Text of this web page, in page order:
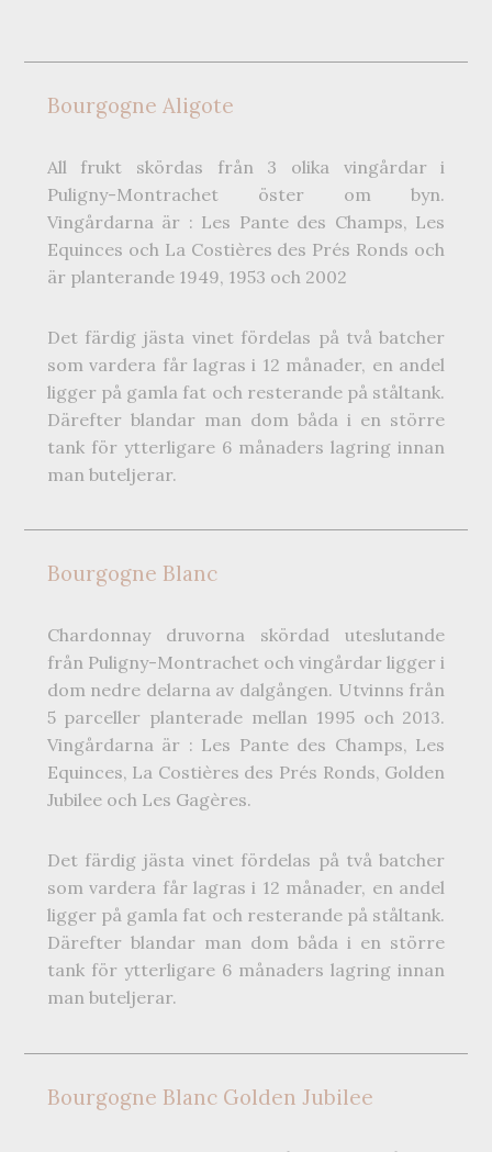
Bourgogne Aligote
All frukt skördas från 3 olika vingårdar i
Puligny-Montrachet öster om byn.
Vingårdarna är : Les Pante des Champs, Les
Equinces och La Costières des Prés Ronds och
är planterande 1949, 1953 och 2002
Det färdig jästa vinet fördelas på två batcher
som vardera får lagras i 12 månader, en andel
ligger på gamla fat och resterande på ståltank.
Därefter blandar man dom båda i en större
tank för ytterligare 6 månaders lagring innan
man buteljerar.
Bourgogne Blanc
Chardonnay druvorna skördad uteslutande
från Puligny-Montrachet och vingårdar ligger i
dom nedre delarna av dalgången. Utvinns från
5 parceller planterade mellan 1995 och 2013.
Vingårdarna är : Les Pante des Champs, Les
Equinces, La Costières des Prés Ronds, Golden
Jubilee och Les Gagères.
Det färdig jästa vinet fördelas på två batcher
som vardera får lagras i 12 månader, en andel
ligger på gamla fat och resterande på ståltank.
Därefter blandar man dom båda i en större
tank för ytterligare 6 månaders lagring innan
man buteljerar.
Bourgogne Blanc Golden Jubilee